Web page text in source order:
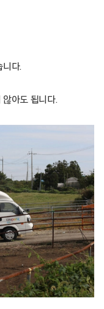
니다.
않아도 됩니다.